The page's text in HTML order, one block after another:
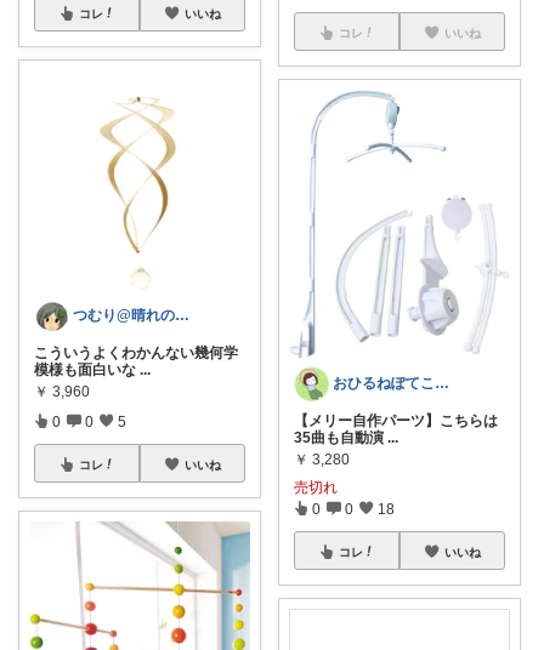
コレ いいね
つむり@晴れの国、賃貸暮らしの転勤族
こういうよくわかんない幾何学
模様も面白いな ...
￥ 3,960
0 0 5
コレ いいね
コレ いいね
おひるねぽてこ@potekohouse
【メリー自作パーツ】こちらは
35曲も自動演 ...
￥ 3,280
売切れ
0 0 18
コレ いいね